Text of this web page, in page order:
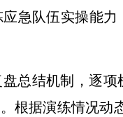
急队伍实操能
总结机制，逐
根据演练情况动